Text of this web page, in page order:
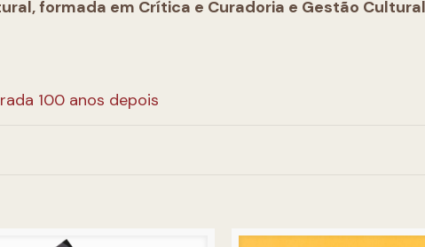
formada em Crítica e Curadoria e Gestão
100 anos depois